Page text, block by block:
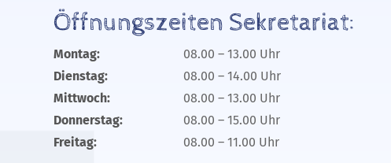
Öffnungszeiten Sekretariat:
Montag:
08.00 – 13.00 Uhr
Dienstag:
08.00 – 14.00 Uhr
Mittwoch:
08.00 – 13.00 Uhr
Donnerstag:
08.00 – 15.00 Uhr
Freitag:
08.00 – 11.00 Uhr